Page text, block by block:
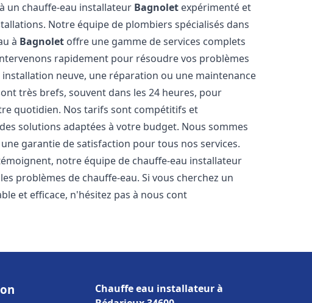
un chauffe-eau installateur Bagnolet expérimenté et
Notre équipe de plombiers spécialisés dans
à Bagnolet offre une gamme de services complets
rapidement pour résoudre vos problèmes
neuve, une réparation ou une maintenance
très brefs, souvent dans les 24 heures, pour
quotidien. Nos tarifs sont compétitifs et
solutions adaptées à votre budget. Nous sommes
garantie de satisfaction pour tous nos services.
notre équipe de chauffe-eau installateur
problèmes de chauffe-eau. Si vous cherchez un
et efficace, n'hésitez pas à nous cont
Chauffe eau installateur à